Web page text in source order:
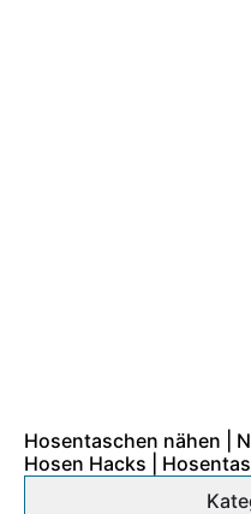
Hosentaschen nähen |
Hosen Hacks |